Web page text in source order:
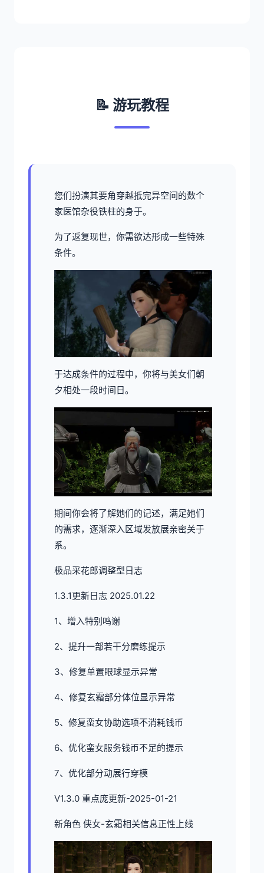
📝 游玩教程
您们扮演其要角穿越抵完异空间的数个
家医馆杂役铁柱的身于。
为了返复现世，你需欲达形成一些特殊
条件。
于达成条件的过程中， 你将与美女们朝
夕相处一段时间日。
期间你会将了解她们的记述，满足她们
的需求，逐渐深入区域发放展亲密关于
系。
极品采花郎调整型日志
1.3.1更新日志 2025.01.22
1、增入特别鸣谢
2、提升一部若干分磨练提示
3、修复单置眼球显示异常
4、修复玄霜部分体位显示异常
5、修复蛮女协助选项不消耗钱币
6、优化蛮女服务钱币不足的提示
7、优化部分动展行穿模
V1.3.0 重点庞更新-2025-01-21
新角色 侠女-玄霜相关信息正性上线